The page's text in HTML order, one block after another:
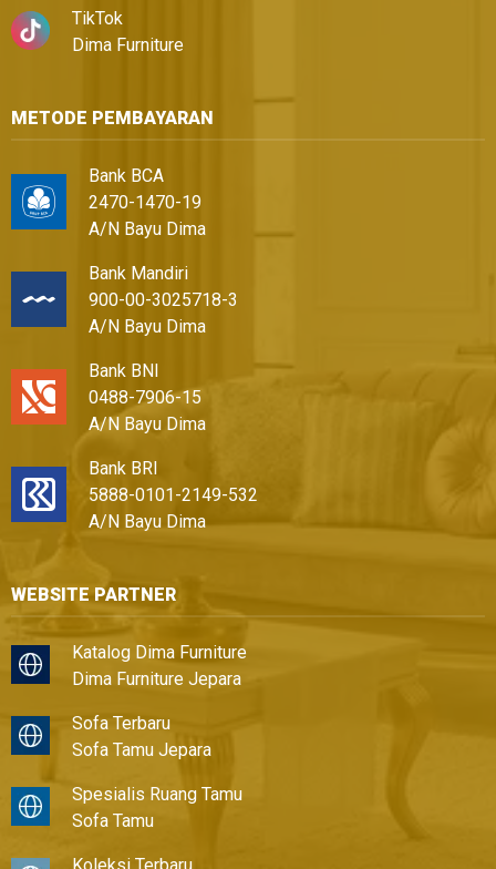
TikTok
Dima Furniture
METODE PEMBAYARAN
Bank BCA
2470-1470-19
A/N Bayu Dima
Bank Mandiri
900-00-3025718-3
A/N Bayu Dima
Bank BNI
0488-7906-15
A/N Bayu Dima
Bank BRI
5888-0101-2149-532
A/N Bayu Dima
WEBSITE PARTNER
Katalog Dima Furniture
Dima Furniture Jepara
Sofa Terbaru
Sofa Tamu Jepara
Spesialis Ruang Tamu
Sofa Tamu